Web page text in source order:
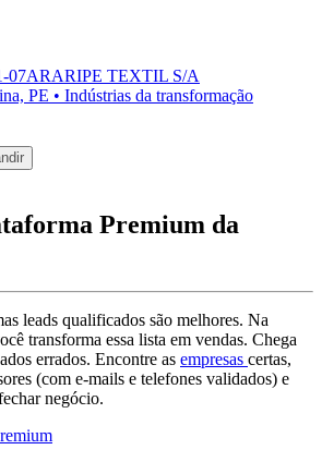
07ARARIPE TEXTIL S/A
PE • Indústrias da transformação
Premium da
leads qualificados são melhores. Na
transforma essa lista em vendas. Chega
errados. Encontre as empresas certas,
(com e-mails e telefones validados) e
negócio.